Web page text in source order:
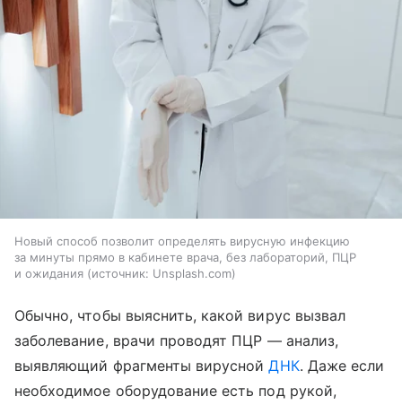
Новый способ позволит определять вирусную инфекцию
за минуты прямо в кабинете врача, без лабораторий, ПЦР
и ожидания
источник: Unsplash.com
Обычно, чтобы выяснить, какой вирус вызвал
заболевание, врачи проводят ПЦР — анализ,
выявляющий фрагменты вируснойДНК. Даже если
необходимое оборудование есть под рукой,